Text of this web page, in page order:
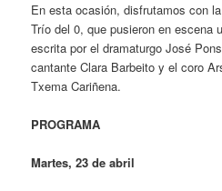
En esta ocasión, disfrutamos con
Trío del 0, que pusieron en escena
escrita por el dramaturgo José
cantante Clara Barbeito y el coro
Txema Cariñena.
PROGRAMA
Martes, 23 de abril